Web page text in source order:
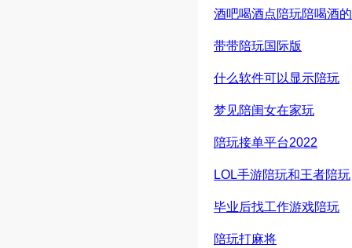
酒吧喝酒点陪玩陪喝酒
带带陪玩国际版
什么软件可以显示陪玩
梦见陪闺女在家玩
陪玩接单平台2022
LOL手游陪玩和王者陪玩
毕业后找工作游戏陪玩
陪玩打麻将